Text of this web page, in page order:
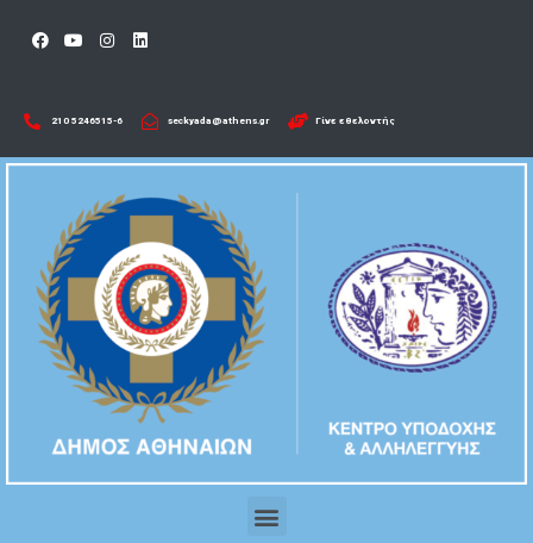
210 5246515-6​ seckyada@athens.gr Γίνε εθελοντής